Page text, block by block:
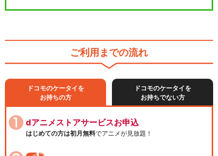
ご利用までの流れ
ドコモのケータイを
お持ちの方
ドコモのケータイを
お持ちでない方
dアニメストアサービスお申込
はじめての方は初月無料でアニメが見放題！